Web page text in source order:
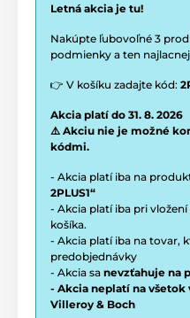
Letná akcia je tu!
Nakúpte ľubovoľné 3
podmienky a ten
👉 V košíku zadajte kód:
Akcia platí do 31. 8. 2026
⚠️ Akciu nie je možné
kódmi.
- Akcia platí iba na
2PLUS1“
- Akcia platí iba pri
košíka.
- Akcia platí iba na tovar,
predobjednávky
- Akcia sa nevzťahuje na
- Akcia neplatí na všetok
Villeroy & Boch